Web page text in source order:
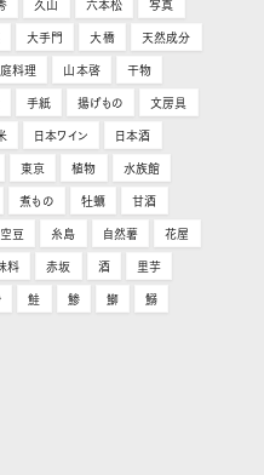
久山 六本松 写真
大手門 大橋 天然成分
料理 山本啓 干物
手紙 揚げもの 文房具
日本ワイン 日本酒
東京 植物 水族館
煮もの 牡蠣 甘酒
空豆 糸島 自然薯 花屋
料 赤坂 酒 里芋
鮭 鯵 鰤 鰯